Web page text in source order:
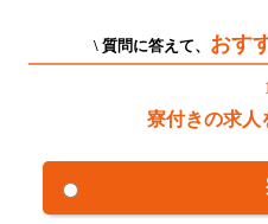
\ 質問に答えて、 おす
寮付きの求人